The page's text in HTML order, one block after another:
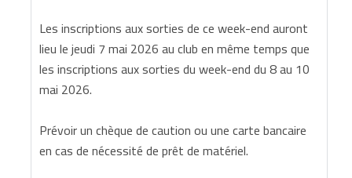
Les inscriptions aux sorties de ce week-end auront
lieu le jeudi 7 mai 2026 au club en même temps que
les inscriptions aux sorties du week-end du 8 au 10
mai 2026.
Prévoir un chèque de caution ou une carte bancaire
en cas de nécessité de prêt de matériel.